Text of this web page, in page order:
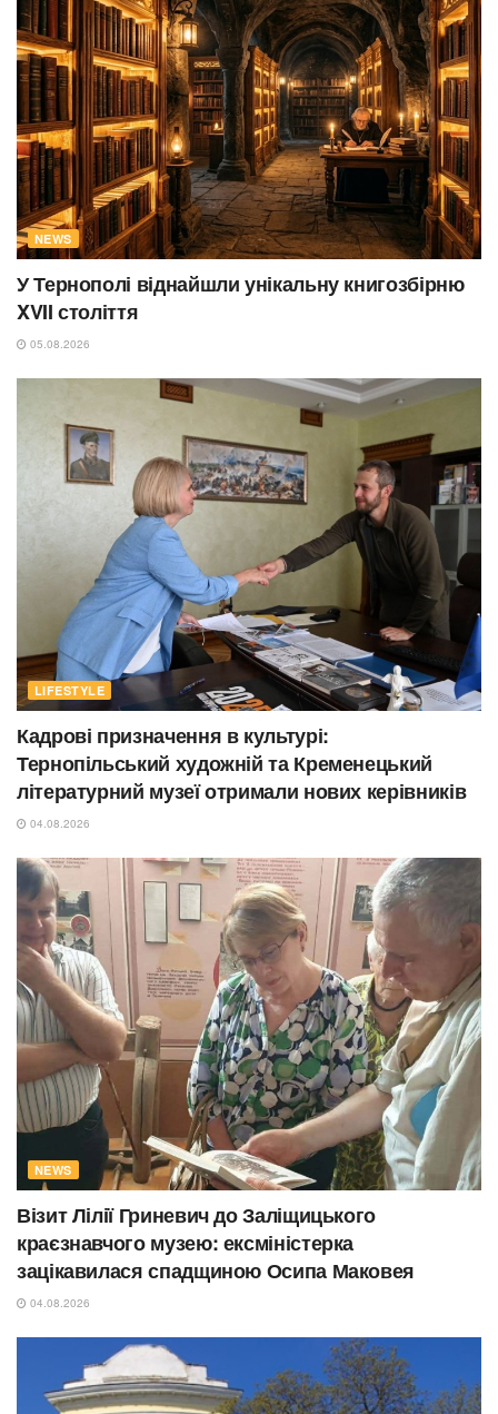
NEWS
У Тернополі віднайшли унікальну книгозбірню
XVII століття
05.08.2026
LIFESTYLE
Кадрові призначення в культурі:
Тернопільський художній та Кременецький
літературний музеї отримали нових керівників
04.08.2026
NEWS
Візит Лілії Гриневич до Заліщицького
краєзнавчого музею: ексміністерка
зацікавилася спадщиною Осипа Маковея
04.08.2026